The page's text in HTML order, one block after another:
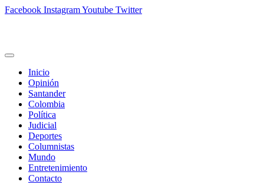
Facebook InstagramYoutube Twitter
Inicio
Opinión
Santander
Colombia
Política
Judicial
Deportes
Columnistas
Mundo
Entretenimiento
Contacto